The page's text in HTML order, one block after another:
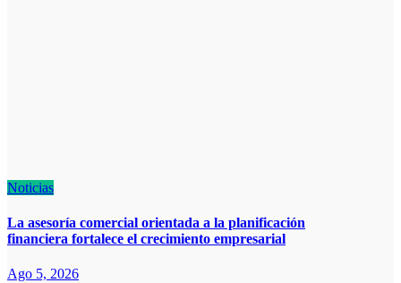
Noticias
La asesoría comercial orientada a la planificación
financiera fortalece el crecimiento empresarial
Ago 5, 2026